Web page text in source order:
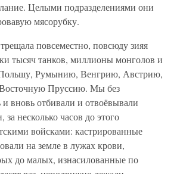
Целыми подразделениями они
мясорубку.
повсеместно, повсюду зияя
тысяч танков, миллионы монголов и
Польшу, Румынию, Венгрию, Австрию,
Пруссию. Мы без
вновь отбивали и отвоёвывали
несколько часов до этого
войсками: кастрированные
на земле в лужах крови,
до малых, изнасилованные по